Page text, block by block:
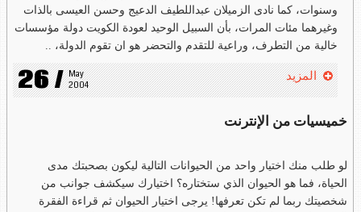
وسنوات، كما نادى الزميلان عبداللطيف الدعيج وحسن العيسى بالذات
وغيرهما مئات المرات، بأن السبيل الوحيد لعودة الكويت دولة مؤسسات
خالية من التطرف، وراعية للتقدم والتحضر هو ان تقوم الدولة، ..
26 / May
2004
المزيد
خميسيات من الإنترنت
لو طلب منك اختيار واحد من الحيوانات التالية ليكون بصحبتك مدى
الحياة، فما هو الحيوان الذي ستختاره؟ اختيارك سيكشف جوانب من
شخصيتك ربما لم تكن تعرفها! يرجى اختيار الحيوان ثم قراءة الفقرة